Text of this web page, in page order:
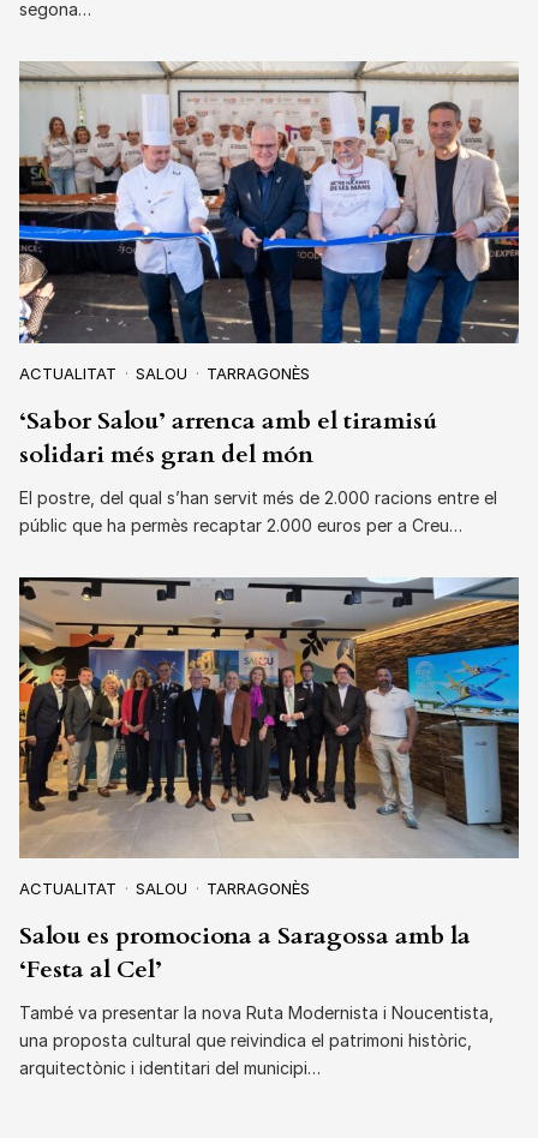
segona…
ACTUALITAT SALOU TARRAGONÈS
‘Sabor Salou’ arrenca amb el tiramisú
solidari més gran del món
El postre, del qual s’han servit més de 2.000 racions entre el
públic que ha permès recaptar 2.000 euros per a Creu…
ACTUALITAT SALOU TARRAGONÈS
Salou es promociona a Saragossa amb la
‘Festa al Cel’
També va presentar la nova Ruta Modernista i Noucentista,
una proposta cultural que reivindica el patrimoni històric,
arquitectònic i identitari del municipi…